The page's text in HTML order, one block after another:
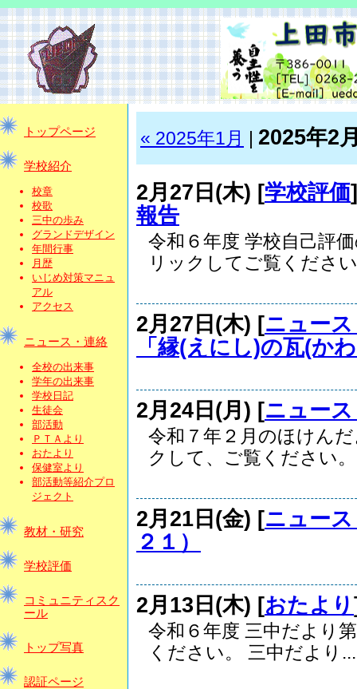
トップページ
学校紹介
校章
校歌
三中の歩み
グランドデザイン
年間行事
月歴
いじめ対策マニュ
アル
アクセス
ニュース・連絡
全校の出来事
学年の出来事
学校日記
生徒会
部活動
ＰＴＡより
おたより
保健室より
部活動等紹介プロ
ジェクト
教材・研究
学校評価
コミュニティスク
ール
トップ写真
認証ページ
« 2025年1月 2025年2
2月27日(木) [学校評価
報告
令和６年度 学校自己評
リックしてご覧くださ
2月27日(木) [ニュー
「縁(えにし)の瓦(か
2月24日(月) [ニュー
令和７年２月のほけん
クして、ご覧ください
2月21日(金) [ニュー
２１）
2月13日(木) [おたより
令和６年度 三中だより
ください。 三中だより...